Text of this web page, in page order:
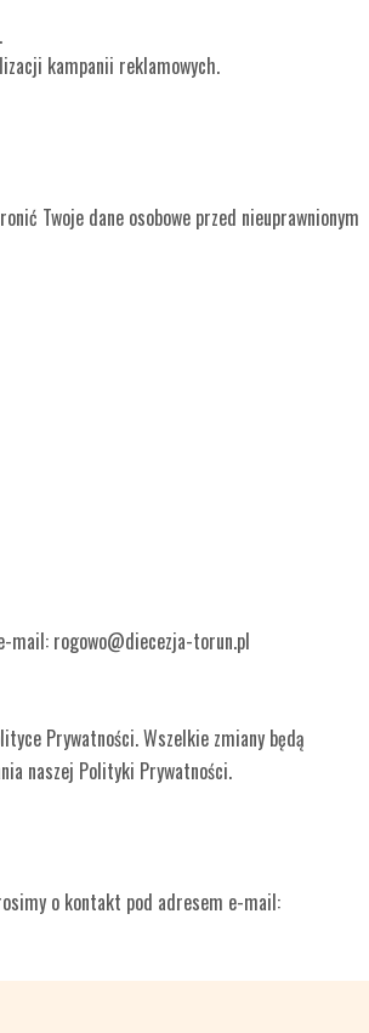
kampanii reklamowych.
Twoje dane osobowe przed nieuprawnionym
mail: rogowo@diecezja-torun.pl
Prywatności. Wszelkie zmiany będą
naszej Polityki Prywatności.
o kontakt pod adresem e-mail: